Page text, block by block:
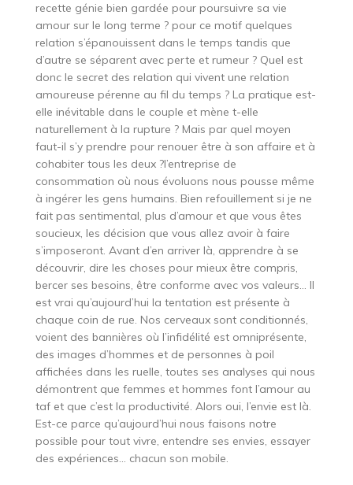
recette génie bien gardée pour poursuivre sa vie
amour sur le long terme ? pour ce motif quelques
relation s’épanouissent dans le temps tandis que
d’autre se séparent avec perte et rumeur ? Quel est
donc le secret des relation qui vivent une relation
amoureuse pérenne au fil du temps ? La pratique est-
elle inévitable dans le couple et mène t-elle
naturellement à la rupture ? Mais par quel moyen
faut-il s’y prendre pour renouer être à son affaire et à
cohabiter tous les deux ?l’entreprise de
consommation où nous évoluons nous pousse même
à ingérer les gens humains. Bien refouillement si je ne
fait pas sentimental, plus d’amour et que vous êtes
soucieux, les décision que vous allez avoir à faire
s’imposeront. Avant d’en arriver là, apprendre à se
découvrir, dire les choses pour mieux être compris,
bercer ses besoins, être conforme avec vos valeurs… Il
est vrai qu’aujourd’hui la tentation est présente à
chaque coin de rue. Nos cerveaux sont conditionnés,
voient des bannières où l’infidélité est omniprésente,
des images d’hommes et de personnes à poil
affichées dans les ruelle, toutes ses analyses qui nous
démontrent que femmes et hommes font l’amour au
taf et que c’est la productivité. Alors oui, l’envie est là.
Est-ce parce qu’aujourd’hui nous faisons notre
possible pour tout vivre, entendre ses envies, essayer
des expériences… chacun son mobile.